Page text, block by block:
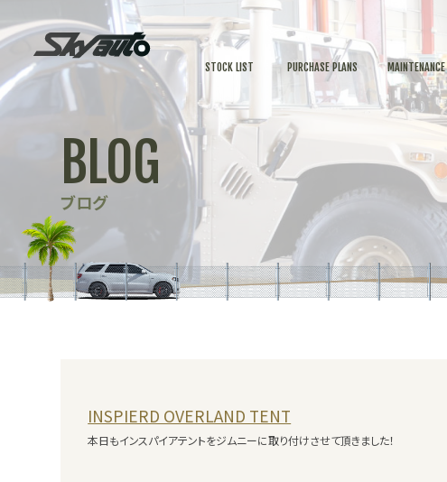
STOCK LIST PURCHASE PLANS MAINTENANCE
BLOG
ブログ
INSPIERD OVERLAND TENT
本日もインスパイアテントをジムニーに取り付けさせて頂きました！